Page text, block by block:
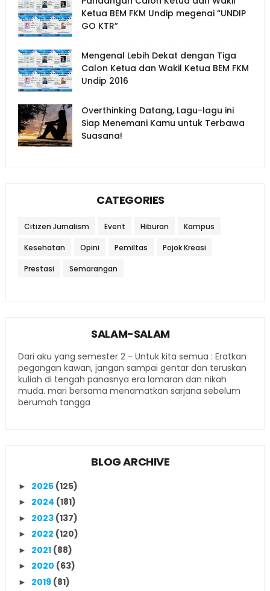
Ketua BEM FKM Undip megenai “UNDIP
GO KTR”
Mengenal Lebih Dekat dengan Tiga
Calon Ketua dan Wakil Ketua BEM FKM
Undip 2016
Overthinking Datang, Lagu-lagu ini
Siap Menemani Kamu untuk Terbawa
Suasana!
CATEGORIES
Citizen Jurnalism Event Hiburan Kampus
Kesehatan Opini Pemiltas Pojok Kreasi
Prestasi Semarangan
SALAM-SALAM
Dari aku yang semester 2 - Untuk kita semua : Eratkan
pegangan kawan, jangan sampai gentar dan teruskan
kuliah di tengah panasnya era lamaran dan nikah
muda. mari bersama menamatkan sarjana sebelum
berumah tangga
BLOG ARCHIVE
► 2025 (125)
► 2024 (181)
► 2023 (137)
► 2022 (120)
► 2021 (88)
► 2020 (63)
► 2019 (81)